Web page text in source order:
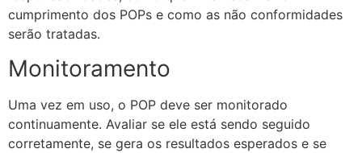
cumprimento dos POPs e como as não conformidades
serão tratadas.
Monitoramento
Uma vez em uso, o POP deve ser monitorado
continuamente. Avaliar se ele está sendo seguido
corretamente, se gera os resultados esperados e se